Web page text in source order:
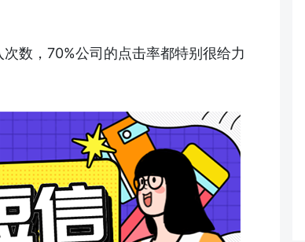
数，70%公司的点击率都特别很给力